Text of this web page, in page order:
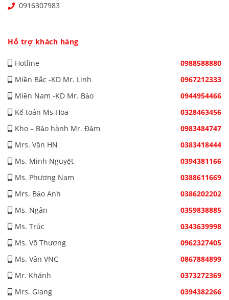
0916307983
Hỗ trợ khách hàng
Hotline
0988588880
Miền Bắc -KD Mr. Linh
0967212333
Miền Nam -KD Mr. Bảo
0944954466
Kế toán Ms Hoa
0328463456
Kho – Bảo hành Mr. Đảm
0983484747
Mrs. Vân HN
0383418444
Ms. Minh Nguyệt
0394381166
Ms. Phương Nam
0388611669
Mrs. Bảo Anh
0386202202
Ms. Ngân
0359838885
Ms. Trúc
0343639998
Ms. Võ Thương
0962327405
Ms. Vân VNC
0867884899
Mr. Khánh
0373272369
Mrs. Giang
0394382266